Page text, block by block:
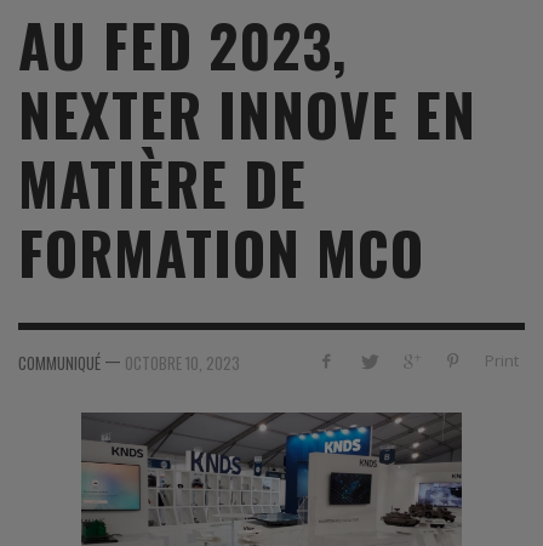
AU FED 2023,
NEXTER INNOVE EN
MATIÈRE DE
FORMATION MCO
Print
COMMUNIQUÉ — OCTOBRE 10, 2023